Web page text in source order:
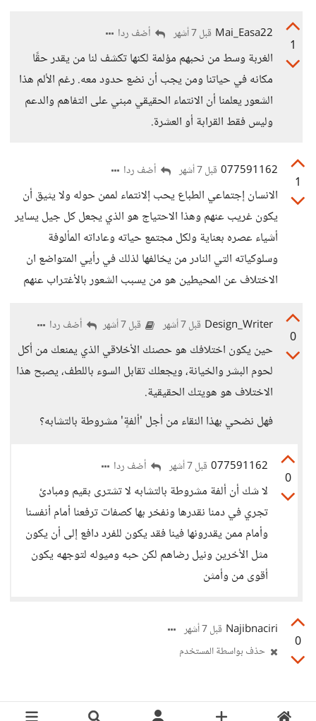
1
Mai_Easa22 قبل 7 أشهر أضف ردا
الغربة وسط من نحبهم مؤلمة لكنها تكشف لنا من يقدر حقًا
مكانه في حياتنا ومن يجب أن نضع حدود معه. رغم الألم هذا
الشعور يعلمنا أن الانتماء الحقيقي مبني على التفاهم والدعم
وليس فقط القرابة أو العشرة.
1
077591162 قبل 7 أشهر أضف ردا
الانسان إجتماعي الطباع يحب إلانتماء لممن حوله ولا يثيق أن
يكون غريب عنهم وهذا الاحتياج هو الذي يجعل كل جيل يساير
أشياء عصره بعناية ولكل مجتمع حياته وعاداته المألوفة
وسلوكياته التي النادر من يخالفها لذلك في رأيي المتواضع ان
الاختلاف عن المحيطين هو من يسبب الشعور بالأغتراب عنهم
0
Design_Writer قبل 7 أشهر قبل 7 أشهر أضف ردا
حين يكون اختلافك هو حصنك الأخلاقي الذي يمنعك من أكل
لحوم البشر والخيانة، ويجعلك تقابل السوء باللطف، يصبح هذا
الاختلاف هو هويتك الحقيقية.
فهل نضحي بهذا النقاء من أجل 'ألفةٍ' مشروطة بالتشابه؟
0
077591162 قبل 7 أشهر أضف ردا
لا شك أن ألفة مشروطة بالتشابه لا تشترى بقيم ومبادئ
تجري في دمنا نقدرها ونفخر بها كصفات ترفعنا أمام أنفسنا
وأمام ممن يقدرونها فينا فقد يكون للفرد دافع إلى أن يكون
مثل الأخرين ونيل رضاهم لكن حبه وميوله لتوجهه يكون
أقوى من وأمثن
0
Najibnaciri قبل 7 أشهر
حذف بواسطة المستخدم